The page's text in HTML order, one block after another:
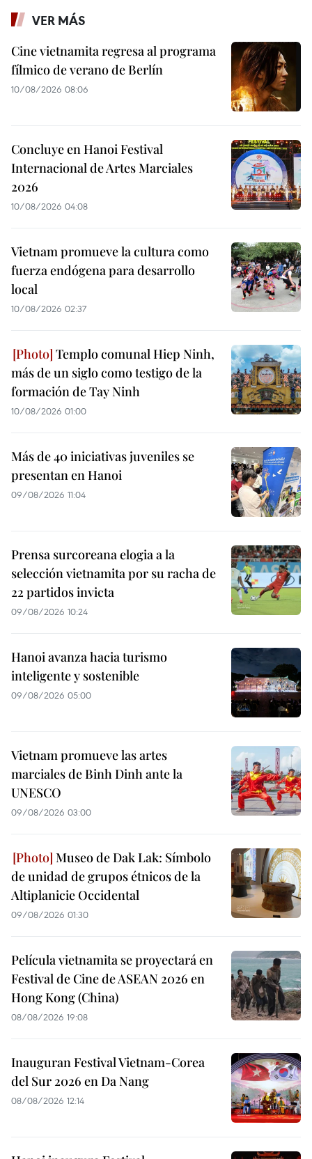
VER MÁS
Cine vietnamita regresa al programa
fílmico de verano de Berlín
10/08/2026 08:06
Concluye en Hanoi Festival
Internacional de Artes Marciales
2026
10/08/2026 04:08
Vietnam promueve la cultura como
fuerza endógena para desarrollo
local
10/08/2026 02:37
Templo comunal Hiep Ninh,
más de un siglo como testigo de la
formación de Tay Ninh
10/08/2026 01:00
Más de 40 iniciativas juveniles se
presentan en Hanoi
09/08/2026 11:04
Prensa surcoreana elogia a la
selección vietnamita por su racha de
22 partidos invicta
09/08/2026 10:24
Hanoi avanza hacia turismo
inteligente y sostenible
09/08/2026 05:00
Vietnam promueve las artes
marciales de Binh Dinh ante la
UNESCO
09/08/2026 03:00
Museo de Dak Lak: Símbolo
de unidad de grupos étnicos de la
Altiplanicie Occidental
09/08/2026 01:30
Película vietnamita se proyectará en
Festival de Cine de ASEAN 2026 en
Hong Kong (China)
08/08/2026 19:08
Inauguran Festival Vietnam-Corea
del Sur 2026 en Da Nang
08/08/2026 12:14